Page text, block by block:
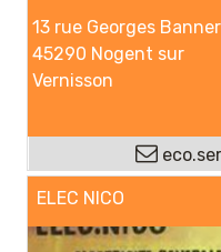
13 rue Georges
45290 Nogent sur
Vernisson
ELEC NICO